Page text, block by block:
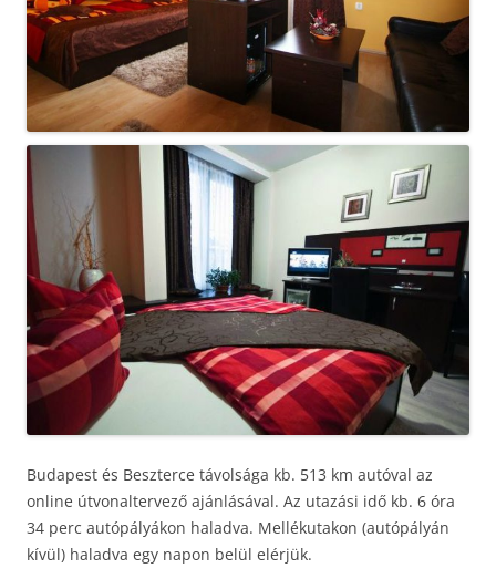
Budapest és Beszterce távolsága kb. 513 km autóval az
online útvonaltervező ajánlásával. Az utazási idő kb. 6 óra
34 perc autópályákon haladva. Mellékutakon (autópályán
kívül) haladva egy napon belül elérjük.